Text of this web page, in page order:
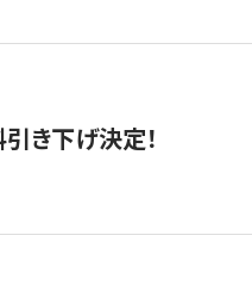
き下げ決定！